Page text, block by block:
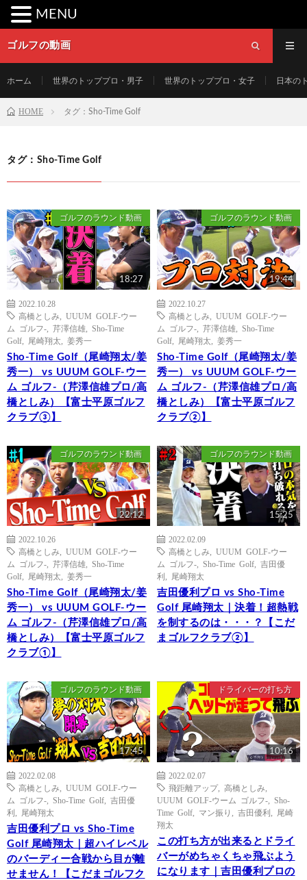
ゴルフの動画
ホーム 世界のトッププロ・男子 世界のトッププロ・女子 日本の
HOME タグ：Sho-Time Golf
タグ：Sho-Time Golf
ゴルフのラウンド動画
18:27
2022.10.28
高橋としみ
UUUM GOLF-ウー
ム ゴルフ-
芹澤信雄
Sho-Time
Golf
尾崎翔太 姜秀一
Sho-Time Golf（尾崎翔太/姜
秀一） vs UUUM GOLF-ウー
ム ゴルフ-（芹澤信雄プロ/高
橋としみ）【富士平原ゴルフ
クラブ③】
ゴルフのラウンド動画
19:44
2022.10.27
高橋としみ
UUUM GOLF-ウー
ム ゴルフ-
芹澤信雄
Sho-Time
Golf
尾崎翔太 姜秀一
Sho-Time Golf（尾崎翔太/姜
秀一） vs UUUM GOLF-ウー
ム ゴルフ-（芹澤信雄プロ/高
橋としみ）【富士平原ゴルフ
クラブ②】
ゴルフのラウンド動画
22:12
2022.10.26
高橋としみ
UUUM GOLF-ウー
ム ゴルフ-
芹澤信雄
Sho-Time
Golf
尾崎翔太 姜秀一
Sho-Time Golf（尾崎翔太/姜
秀一） vs UUUM GOLF-ウー
ム ゴルフ-（芹澤信雄プロ/高
橋としみ）【富士平原ゴルフ
クラブ①】
ゴルフのラウンド動画
15:25
2022.02.09
高橋としみ
UUUM GOLF-ウー
ム ゴルフ-
Sho-Time Golf
吉田優
利
尾崎翔太
吉田優利プロ vs Sho-Time
Golf 尾崎翔太｜決着！超熱戦
を制するのは・・・？【こだ
まゴルフクラブ②】
ゴルフのラウンド動画
17:45
2022.02.08
高橋としみ
UUUM GOLF-ウー
ム ゴルフ-
Sho-Time Golf
吉田優
利
尾崎翔太
吉田優利プロ vs Sho-Time
Golf 尾崎翔太｜超ハイレベル
のバーディー合戦から目が離
せません！【こだまゴルフク
ドライバーの打ち方
10:16
2022.02.07
飛距離アップ, 高橋としみ
UUUM GOLF-ウーム ゴルフ-
Sho-
Time Golf
マン振り 吉田優利
尾崎
翔太
この打ち方が出来るとドライ
バーがめちゃくちゃ飛ぶよう
になります｜吉田優利プロの
MENU